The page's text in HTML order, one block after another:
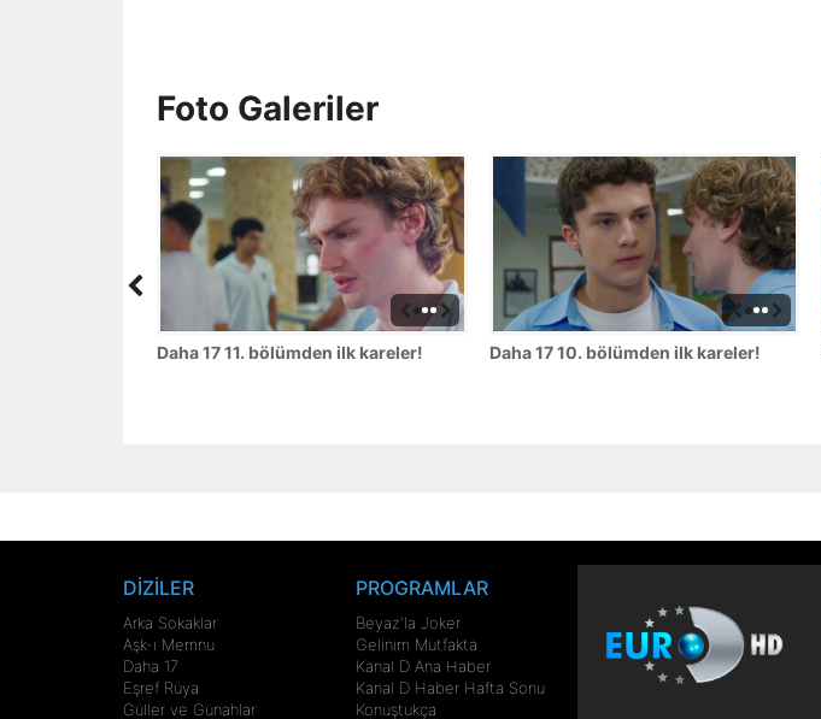
Foto Galeriler
Daha 17 11. bölümden ilk kareler! Daha 17 10. bölümden ilk kareler!
DİZİLER
Arka Sokaklar
Aşk-ı Memnu
Daha 17
Eşref Rüya
Güller ve Günahlar
PROGRAMLAR
Beyaz'la Joker
Gelinim Mutfakta
Kanal D Ana Haber
Kanal D Haber Hafta Sonu
Konuştukça